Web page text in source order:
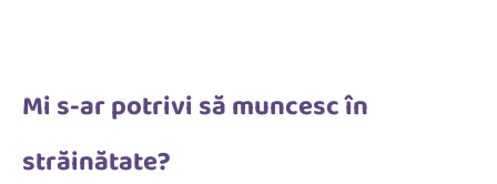
Mi s-ar potrivi să muncesc în
străinătate?